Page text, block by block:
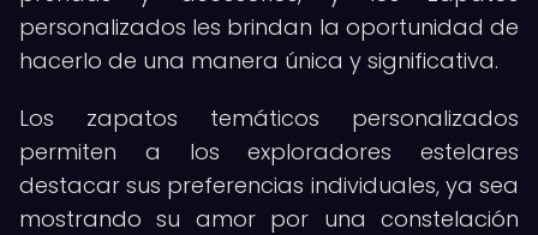
personalizados les brindan la oportunidad de
hacerlo de una manera única y significativa.
Los zapatos temáticos personalizados
permiten a los exploradores estelares
destacar sus preferencias individuales, ya sea
mostrando su amor por una constelación